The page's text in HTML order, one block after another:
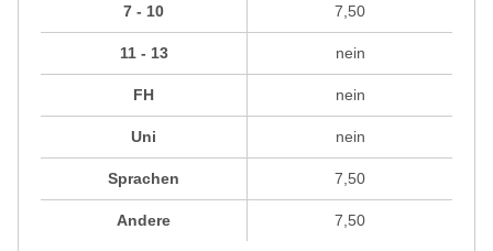
7 - 10
11 - 13
FH
Uni
Sprachen
Andere
7,50
nein
nein
nein
7,50
7,50